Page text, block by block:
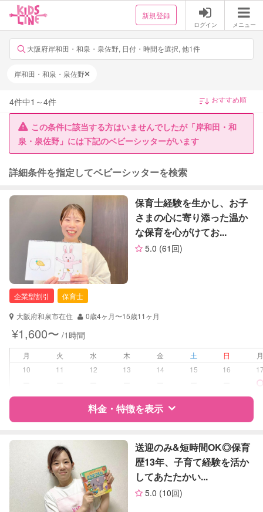
新規登録
ログイン メニュー
大阪府岸和田・和泉・泉佐野, 日付・時間を選択, 他1件
岸和田・和泉・泉佐野
4件中1 ～4件
この条件に該当する方はいませんでしたが「岸和田・和
泉・泉佐野」には下記のベビーシッターがいます
詳細条件を指定してベビーシッターを検索
保育士経験を生かし、お子
さまの心に寄り添った温か
な保育を心がけてお...
5.0 (61回)
企業型割引
保育士
大阪府和泉市在住
0歳4ヶ月〜15歳11ヶ月
¥1,600〜 /1時間
月 火 水 木 金 土 日
10
11 12 13 14 15 16
料金・特徴を表示
特徴 料金 レビュー
サポートの特徴
企業型割引対象(旧内閣府補助対象)
送迎のみ&短時間OK◎保育
歴13年、子育て経験を活か
してあたたかい...
5.0 (10回)